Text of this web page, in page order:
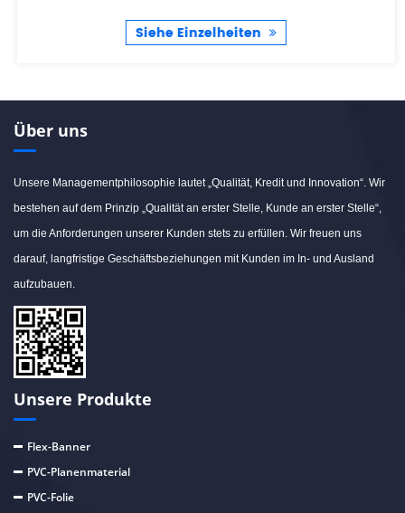
Siehe Einzelheiten
Über uns
Unsere Managementphilosophie lautet „Qualität, Kredit und Innovation“. Wir
bestehen auf dem Prinzip „Qualität an erster Stelle, Kunde an erster Stelle“,
um die Anforderungen unserer Kunden stets zu erfüllen. Wir freuen uns
darauf, langfristige Geschäftsbeziehungen mit Kunden im In- und Ausland
aufzubauen.
Unsere Produkte
Flex-Banner
PVC-Planenmaterial
PVC-Folie